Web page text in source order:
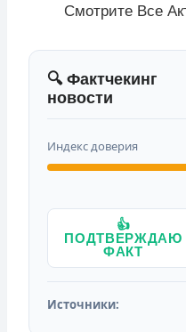
Смотрите Все
🔍 Фактчекинг
новости
Индекс доверия
👍
ПОДТВЕРЖДАЮ
ФАКТ
Источники: